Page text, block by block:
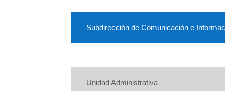
Subdirección de Comunicación e
Unidad Administrativa